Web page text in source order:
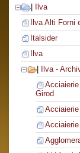
Ilva
Ilva Alti Forni
Italsider
Ilva
Ilva -
Girod